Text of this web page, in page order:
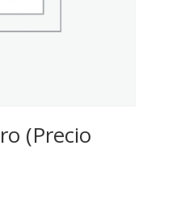
(Precio